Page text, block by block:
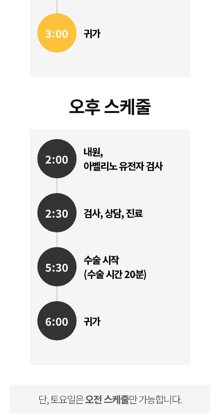
3:00 귀가
오후 스케줄
2:00
내원,
아벨리노 유전자 검사
2:30 검사, 상담, 진료
5:30
수술 시작
(수술 시간 20분)
6:00 귀가
단, 토요일은오전 스케줄만 가능합니다.